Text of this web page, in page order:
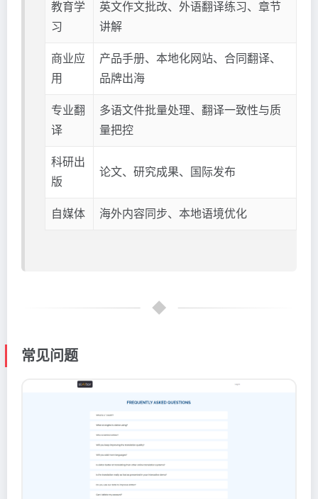
教育学
习
英文作文批改、外语翻译练习、章节
讲解
商业应
用
产品手册、本地化网站、合同翻译、
品牌出海
专业翻
译
多语文件批量处理、翻译一致性与质
量把控
科研出
版
论文、研究成果、国际发布
自媒体 海外内容同步、本地语境优化
常见问题